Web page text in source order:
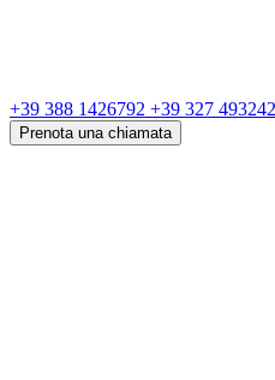
+39 388 1426792 +39 327
Prenota una chiamata